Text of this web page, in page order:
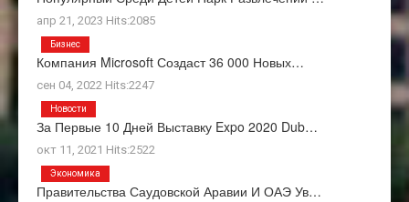
апр 21, 2023 Hits:2085
Компания Microsoft Создаст 36 000 Новых…
сен 04, 2022 Hits:2247
Бизнес
За Первые 10 Дней Выставку Expo 2020 Dub…
окт 11, 2021 Hits:2522
Новости
Правительства Саудовской Аравии И ОАЭ Ув…
Экономика